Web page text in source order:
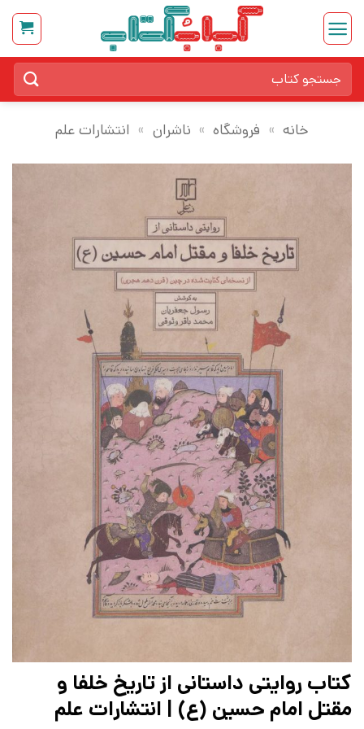
Skip
content
برای:
خانه » فروشگاه » ناشران » انتشارات علم
کتاب روایتی داستانی از تاریخ خلفا و
مقتل امام حسین (ع) | انتشارات علم